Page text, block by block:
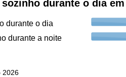
durante o dia
durante o dia
durante a noite
2026